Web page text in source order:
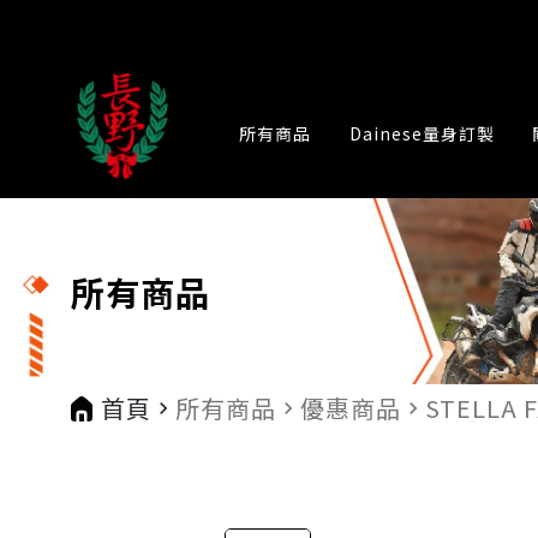
所有商品 Dainese量身訂製
所有商品
首頁 navigate_next 所有商品 navigate_next 優惠商品 navigate_next STELLA